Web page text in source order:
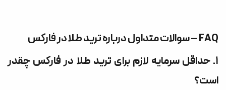
FAQ – سوالات متداول درباره ترید طلا در فارکس
۱. حداقل سرمایه لازم برای ترید طلا در فارکس چقدر
است؟